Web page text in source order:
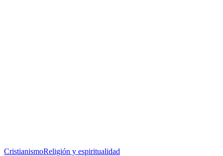
CristianismoReligión y espiritualidad